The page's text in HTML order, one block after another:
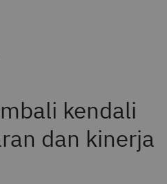
kendali
dan kinerja